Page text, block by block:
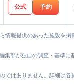
公式 予約
情報提供のあった施設を
集部が独自の調査・基準に
ではありません。詳細は